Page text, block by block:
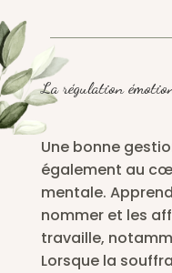
La régulation
Une bonne
également au
mentale.
nommer et les
travaille,
Lorsque la